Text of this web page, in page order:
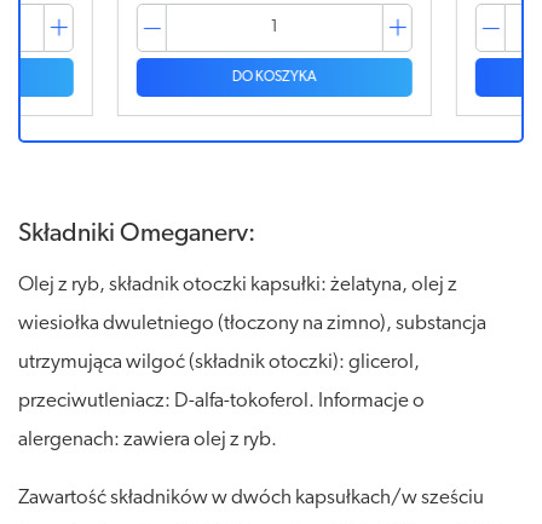
DO KOSZYKA
Składniki Omeganerv:
Olej z ryb, składnik otoczki kapsułki: żelatyna, olej z
wiesiołka dwuletniego (tłoczony na zimno), substancja
utrzymująca wilgoć (składnik otoczki): glicerol,
przeciwutleniacz: D-alfa-tokoferol. Informacje o
alergenach: zawiera olej z ryb.
Zawartość składników w dwóch kapsułkach/w sześciu